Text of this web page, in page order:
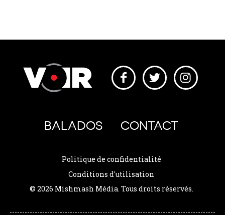
BALADOS CONTACT
Politique de confidentialité
Conditions d'utilisation
© 2026 Mishmash Média. Tous droits réservés.